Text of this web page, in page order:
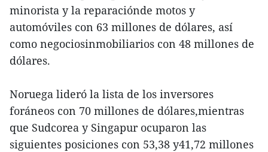
minorista y la reparaciónde motos y
automóviles con 63 millones de dólares, así
como negociosinmobiliarios con 48 millones de
dólares.
Noruega lideró la lista de los inversores
foráneos con 70 millones de dólares,mientras
que Sudcorea y Singapur ocuparon las
siguientes posiciones con 53,38 y41,72 millones